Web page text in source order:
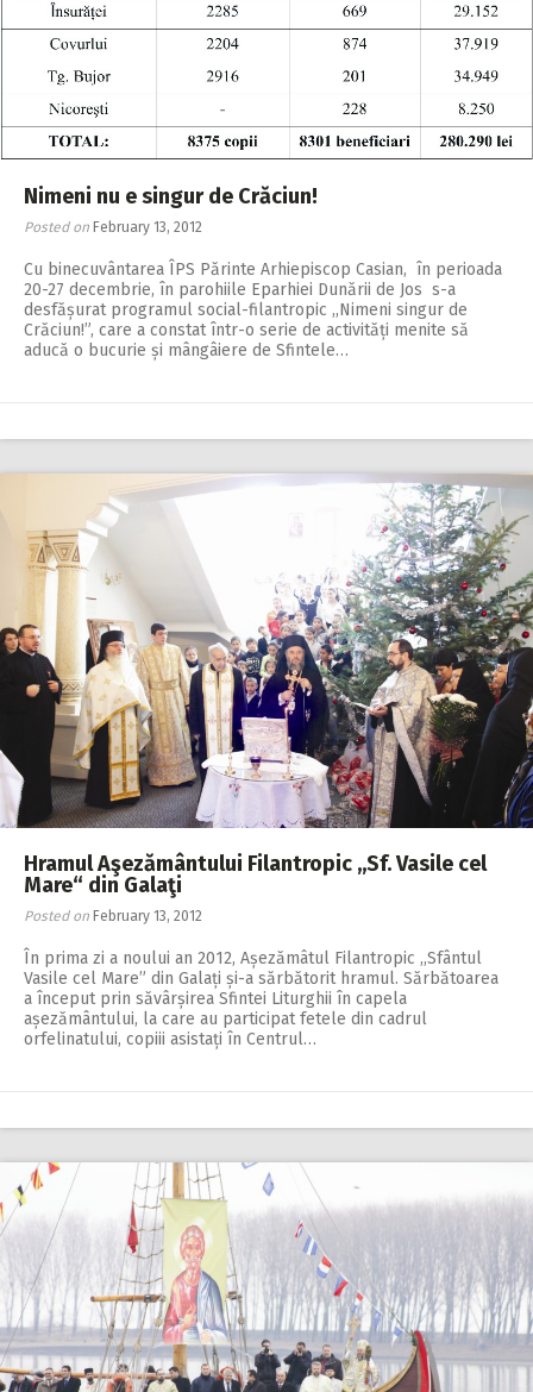
Nimeni nu e singur de Crăciun!
Posted on February 13, 2012
Cu binecuvântarea ÎPS Părinte Arhiepiscop Casian, în perioada
20-27 decembrie, în parohiile Eparhiei Dunării de Jos s-a
desfășurat programul social-filantropic ,,Nimeni singur de
Crăciun!”, care a constat într-o serie de activități menite să
aducă o bucurie și mângâiere de Sfintele…
Hramul Aşezământului Filantropic ,,Sf. Vasile cel
Mare“ din Galaţi
Posted on February 13, 2012
În prima zi a noului an 2012, Așezămâtul Filantropic ,,Sfântul
Vasile cel Mare” din Galați și-a sărbătorit hramul. Sărbătoarea
a început prin săvârșirea Sfintei Liturghii în capela
așezământului, la care au participat fetele din cadrul
orfelinatului, copiii asistați în Centrul…